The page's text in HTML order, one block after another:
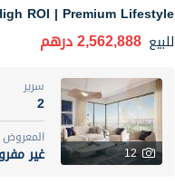
3
سرير
اسم الوسيط
GEORGES AL HABEL
رقم
ROI | Premium Lifestyle
للبيع 2,562,888 درهم
12
سرير
2
المعروض
غير